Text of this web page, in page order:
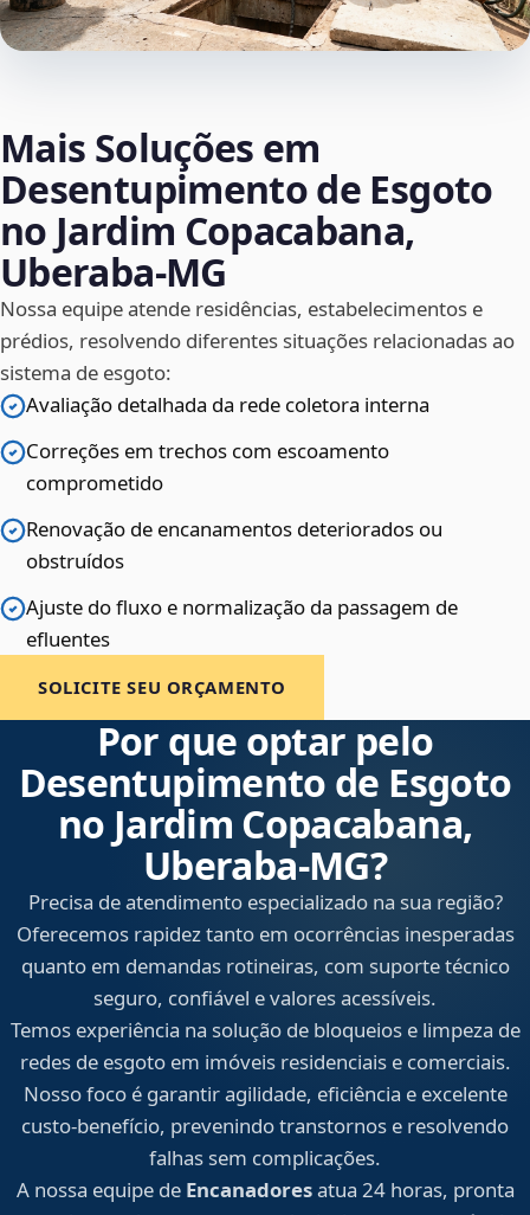
Mais Soluções em
Desentupimento de Esgoto
no Jardim Copacabana,
Uberaba‑MG
Nossa equipe atende residências, estabelecimentos e
prédios, resolvendo diferentes situações relacionadas ao
sistema de esgoto:
Avaliação detalhada da rede coletora interna
Correções em trechos com escoamento
comprometido
Renovação de encanamentos deteriorados ou
obstruídos
Ajuste do fluxo e normalização da passagem de
efluentes
SOLICITE SEU ORÇAMENTO
Por que optar pelo
Desentupimento de Esgoto
no Jardim Copacabana,
Uberaba‑MG?
Precisa de atendimento especializado na sua região?
Oferecemos rapidez tanto em ocorrências inesperadas
quanto em demandas rotineiras, com suporte técnico
seguro, confiável e valores acessíveis.
Temos experiência na solução de bloqueios e limpeza de
redes de esgoto em imóveis residenciais e comerciais.
Nosso foco é garantir agilidade, eficiência e excelente
custo-benefício, prevenindo transtornos e resolvendo
falhas sem complicações.
A nossa equipe de Encanadoresatua 24 horas, pronta